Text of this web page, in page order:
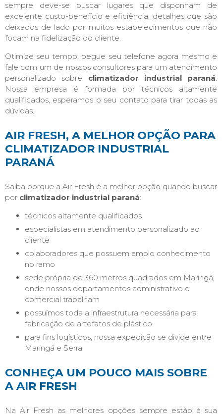
sempre deve-se buscar lugares que disponham de
excelente custo-benefício e eficiência, detalhes que são
deixados de lado por muitos estabelecimentos que não
focam na fidelização do cliente.
Otimize seu tempo, pegue seu telefone agora mesmo e
fale com um de nossos consultores para um atendimento
personalizado sobre climatizador industrial paraná.
Nossa empresa é formada por técnicos altamente
qualificados, esperamos o seu contato para tirar todas as
dúvidas.
AIR FRESH, A MELHOR OPÇÃO PARA
CLIMATIZADOR INDUSTRIAL
PARANÁ
Saiba porque a Air Fresh é a melhor opção quando buscar
por climatizador industrial paraná:
técnicos altamente qualificados
especialistas em atendimento personalizado ao
cliente
colaboradores que possuem amplo conhecimento
no ramo
sede própria de 360 metros quadrados em Maringá,
onde nossos departamentos administrativo e
comercial trabalham
possuímos toda a infraestrutura necessária para
fabricação de artefatos de plástico
para fins logísticos, nossa expedição se divide entre
Maringá e Serra
CONHEÇA UM POUCO MAIS SOBRE
A AIR FRESH
Na Air Fresh as melhores opções sempre estão à sua